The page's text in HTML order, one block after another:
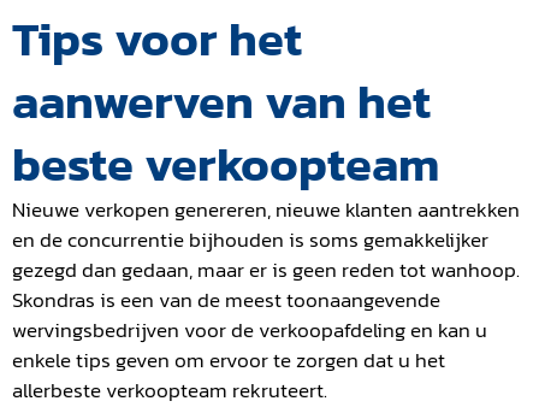
Tips voor het
aanwerven van het
beste verkoopteam
Nieuwe verkopen genereren, nieuwe klanten aantrekken
en de concurrentie bijhouden is soms gemakkelijker
gezegd dan gedaan, maar er is geen reden tot wanhoop.
Skondras is een van de meest toonaangevende
wervingsbedrijven voor de verkoopafdeling en kan u
enkele tips geven om ervoor te zorgen dat u het
allerbeste verkoopteam rekruteert.